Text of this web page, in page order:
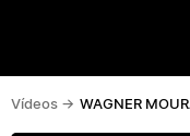
Vídeos -> WAGNER